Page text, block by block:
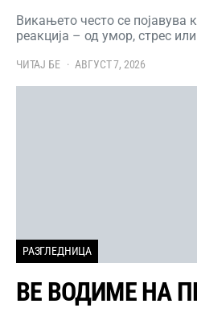
Викањето често се појавува
реакција – од умор, стрес
ЧИТАЈ БЕ АВГУСТ 7, 2026
РАЗГЛЕДНИЦА
ВЕ ВОДИМЕ НА